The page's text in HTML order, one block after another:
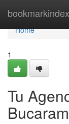
Home
Home
1
Tu